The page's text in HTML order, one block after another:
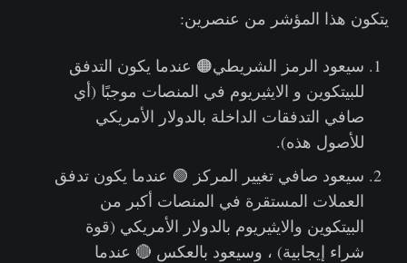
يتكون هذا المؤشر من عنصرين:
سيعود الرمز الشريطي🟠 عندما يكون التدفق
للبيتكوين و الايثيريوم في المنصات موجبًا (أي
صافي التدفقات الداخلة بالدولار الأمريكي
للأصول هذه).
سيعود صافي تغيير المركز 🟢 عندما يكون تدفق
العملات المستقرة في المنصات أكبر من
البيتكوين والايثيريوم بالدولار الأمريكي (قوة
شراء إيجابية) ، وسيعود بالعكس 🔴 عندما